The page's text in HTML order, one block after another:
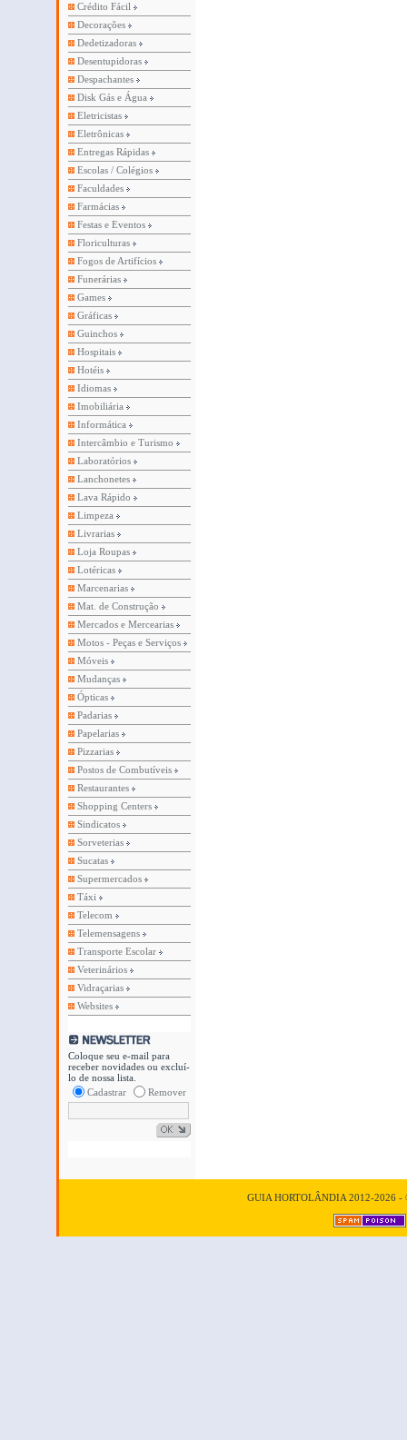
Crédito Fácil
Decorações
Dedetizadoras
Desentupidoras
Despachantes
Disk Gás e Água
Eletricistas
Eletrônicas
Entregas Rápidas
Escolas / Colégios
Faculdades
Farmácias
Festas e Eventos
Floriculturas
Fogos de Artifícios
Funerárias
Games
Gráficas
Guinchos
Hospitais
Hotéis
Idiomas
Imobiliária
Informática
Intercâmbio e Turismo
Laboratórios
Lanchonetes
Lava Rápido
Limpeza
Livrarias
Loja Roupas
Lotéricas
Marcenarias
Mat. de Construção
Mercados e Mercearias
Motos - Peças e Serviços
Móveis
Mudanças
Ópticas
Padarias
Papelarias
Pizzarias
Postos de Combutíveis
Restaurantes
Shopping Centers
Sindicatos
Sorveterias
Sucatas
Supermercados
Táxi
Telecom
Telemensagens
Transporte Escolar
Veterinários
Vidraçarias
Websites
Coloque seu e-mail para
receber novidades ou excluí-
lo de nossa lista.
Cadastrar
Remover
GUIA HORTOLÂNDIA 2012-2026 -